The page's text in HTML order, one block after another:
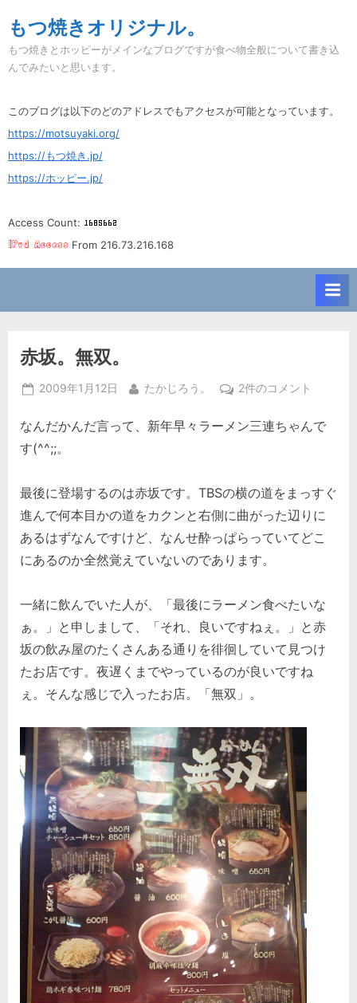
to
content
もつ焼きオリジナル。
もつ焼きとホッピーがメインなブログですが食べ物全般について書き込
んでみたいと思います。
このブログは以下のどのアドレスでもアクセスが可能となっています。
https://motsuyaki.org/
https://もつ焼き.jp/
https://ホッピー.jp/
Access Count:
From 216.73.216.168
赤坂。無双。
Posted
2009年1月12日 By
たかじろう。
赤
無
2件のコメント
なんだかんだ言って、新年早々ラーメン三連ちゃんで
す(^^;;。
最後に登場するのは赤坂です。TBSの横の道をまっすぐ
進んで何本目かの道をカクンと右側に曲がった辺りに
あるはずなんですけど、なんせ酔っぱらっていてどこ
にあるのか全然覚えていないのであります。
一緒に飲んでいた人が、「最後にラーメン食べたいな
ぁ。」と申しまして、「それ、良いですねぇ。」と赤
坂の飲み屋のたくさんある通りを徘徊していて見つけ
たお店です。夜遅くまでやっているのが良いですね
ぇ。そんな感じで入ったお店。「無双」。